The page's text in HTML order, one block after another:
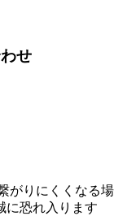
せ
がりにくくなる場
に恐れ入ります